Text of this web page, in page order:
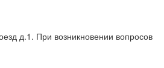
д.1. При возникновении вопросов